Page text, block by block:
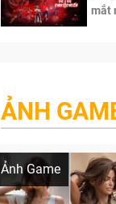
mắt
ẢNH
Ảnh Game
Lala Croft vừa